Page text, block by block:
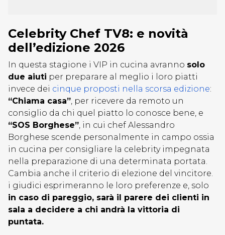
Celebrity Chef TV8: e novità
dell’edizione 2026
In questa stagione i VIP in cucina avranno solo
due aiuti per preparare al meglio i loro piatti
invece dei cinque proposti nella scorsa edizione:
“Chiama casa”, per ricevere da remoto un
consiglio da chi quel piatto lo conosce bene, e
“SOS Borghese”, in cui chef Alessandro
Borghese scende personalmente in campo ossia
in cucina per consigliare la celebrity impegnata
nella preparazione di una determinata portata.
Cambia anche il criterio di elezione del vincitore.
i giudici esprimeranno le loro preferenze e, solo
in caso di pareggio, sarà il parere dei clienti in
sala a decidere a chi andrà la vittoria di
puntata.